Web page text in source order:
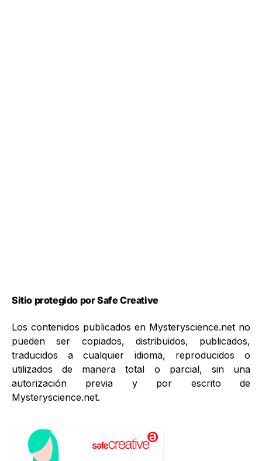
Sitio protegido por Safe Creative
Los contenidos publicados en Mysteryscience.net no
pueden ser copiados, distribuidos, publicados,
traducidos a cualquier idioma, reproducidos o
utilizados de manera total o parcial, sin una
autorización previa y por escrito de
Mysteryscience.net.